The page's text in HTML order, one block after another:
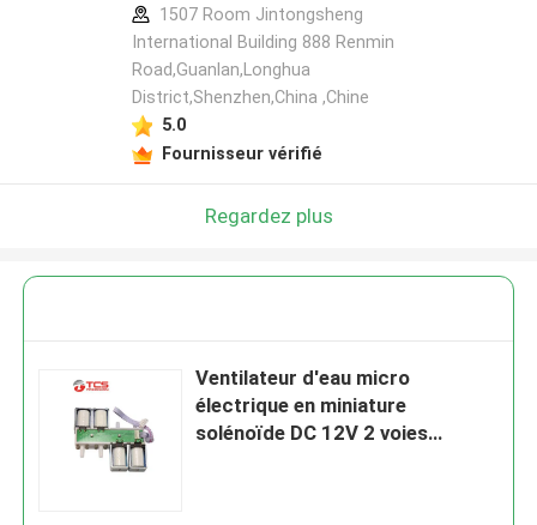
1507 Room Jintongsheng
International Building 888 Renmin
Road,Guanlan,Longhua
District,Shenzhen,China ,Chine
5.0
Fournisseur vérifié
Regardez plus
Ventilateur d'eau micro
électrique en miniature
solénoïde DC 12V 2 voies